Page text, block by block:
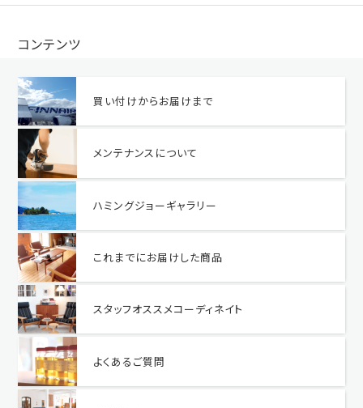
コンテンツ
買い付けからお届けまで
メンテナンスについて
ハミングジョーギャラリー
これまでにお届けした商品
スタッフオススメコーディネイト
よくあるご質問